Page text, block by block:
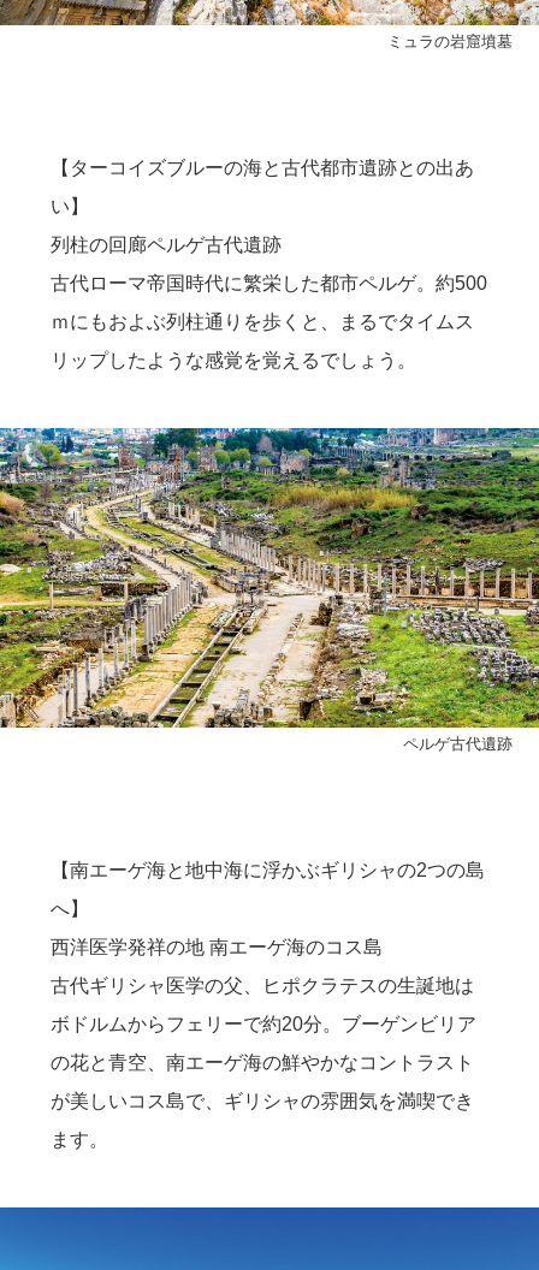
ミュラの岩窟墳墓
【ターコイズブルーの海と古代都市遺跡との出あ
い】
列柱の回廊ペルゲ古代遺跡
古代ローマ帝国時代に繁栄した都市ペルゲ。約500
ｍにもおよぶ列柱通りを歩くと、まるでタイムス
リップしたような感覚を覚えるでしょう。
ペルゲ古代遺跡
【南エーゲ海と地中海に浮かぶギリシャの2つの島
へ】
西洋医学発祥の地 南エーゲ海のコス島
古代ギリシャ医学の父、ヒポクラテスの生誕地は
ボドルムからフェリーで約20分。ブーゲンビリア
の花と青空、南エーゲ海の鮮やかなコントラスト
が美しいコス島で、ギリシャの雰囲気を満喫でき
ます。